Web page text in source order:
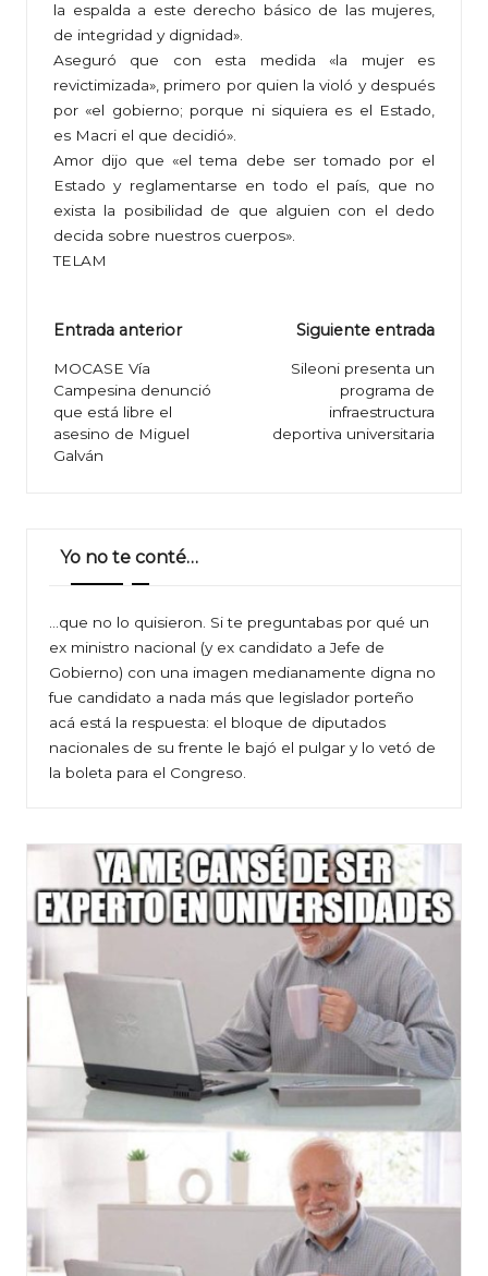
la espalda a este derecho básico de las mujeres,
de integridad y dignidad».
Aseguró que con esta medida «la mujer es
revictimizada», primero por quien la violó y después
por «el gobierno; porque ni siquiera es el Estado,
es Macri el que decidió».
Amor dijo que «el tema debe ser tomado por el
Estado y reglamentarse en todo el país, que no
exista la posibilidad de que alguien con el dedo
decida sobre nuestros cuerpos».
TELAM
Navegación
de
entradas
Entrada anterior
MOCASE Vía
Campesina denunció
que está libre el
asesino de Miguel
Galván
Siguiente entrada
Sileoni presenta un
programa de
infraestructura
deportiva universitaria
Yo no te conté…
…que no lo quisieron. Si te preguntabas por qué un
ex ministro nacional (y ex candidato a Jefe de
Gobierno) con una imagen medianamente digna no
fue candidato a nada más que legislador porteño
acá está la respuesta: el bloque de diputados
nacionales de su frente le bajó el pulgar y lo vetó de
la boleta para el Congreso.